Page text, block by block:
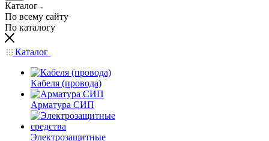
Каталог
По всему сайту
По каталогу
Каталог
Кабеля (провода)
Арматура СИП
Электрозащитные